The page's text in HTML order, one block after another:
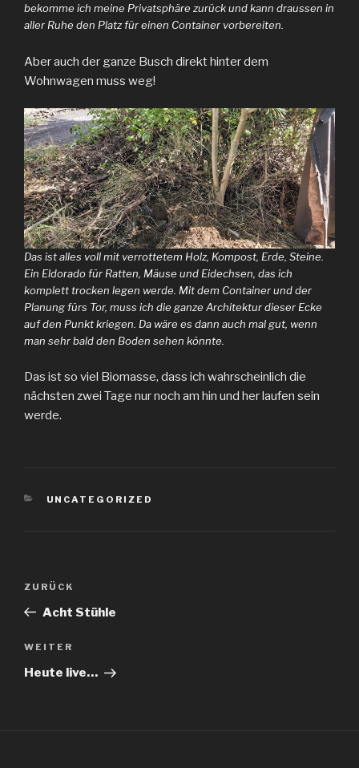
bekomme ich meine Privatsphäre zurück und kann draussen in
aller Ruhe den Platz für einen Container vorbereiten.
Aber auch der ganze Busch direkt hinter dem
Wohnwagen muss weg!
Das ist alles voll mit verrottetem Holz, Kompost, Erde, Steine.
Ein Eldorado für Ratten, Mäuse und Eidechsen, das ich
komplett trocken legen werde. Mit dem Container und der
Planung fürs Tor, muss ich die ganze Architektur dieser Ecke
auf den Punkt kriegen. Da wäre es dann auch mal gut, wenn
man sehr bald den Boden sehen könnte.
Das ist so viel Biomasse, dass ich wahrscheinlich die
nächsten zwei Tage nur noch am hin und her laufen sein
werde.
KATEGORIEN
UNCATEGORIZED
Beitragsnavigation
Vorheriger
Beitrag
ZURÜCK
Acht Stühle
Nächster
Beitrag
WEITER
Heute live…